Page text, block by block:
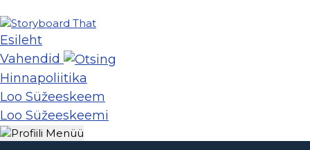
Esileht
Vahendid
Hinnapoliitika
Loo Süžeeskeem
Loo Süžeeskeemi